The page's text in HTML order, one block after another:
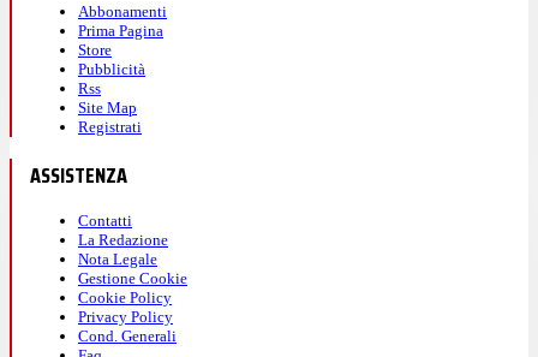
Abbonamenti
Prima Pagina
Store
Pubblicità
Rss
Site Map
Registrati
ASSISTENZA
Contatti
La Redazione
Nota Legale
Gestione Cookie
Cookie Policy
Privacy Policy
Cond. Generali